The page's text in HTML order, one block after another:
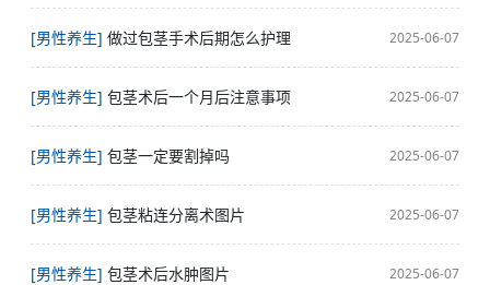
[男性养生] 做过包茎手术后期怎么护理 2025-06-07
[男性养生] 包茎术后一个月后注意事项 2025-06-07
[男性养生] 包茎一定要割掉吗 2025-06-07
[男性养生] 包茎粘连分离术图片 2025-06-07
[男性养生] 包茎术后水肿图片 2025-06-07